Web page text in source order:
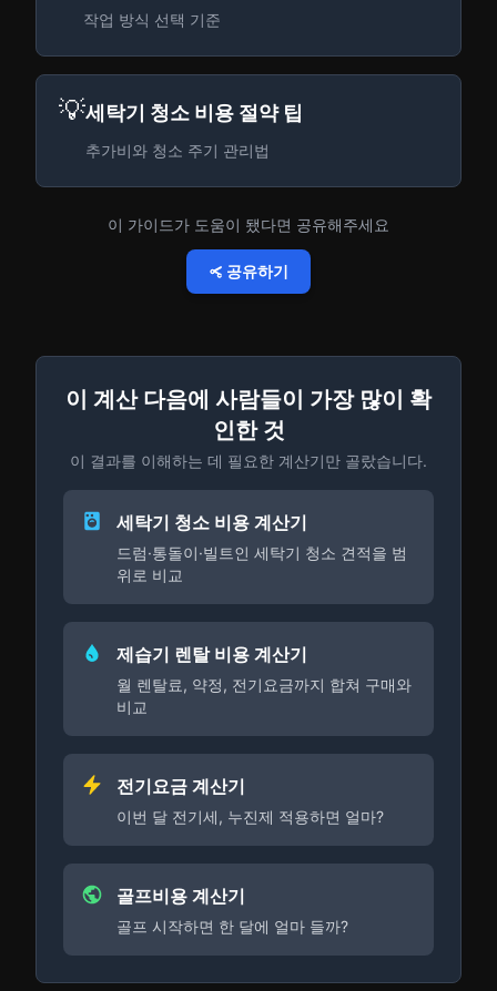
작업 방식 선택 기준
💡세탁기 청소 비용 절약 팁
추가비와 청소 주기 관리법
이 가이드가 도움이 됐다면 공유해주세요
공유하기
이 계산 다음에 사람들이 가장 많이 확
인한 것
이 결과를 이해하는 데 필요한 계산기만 골랐습니다.
세탁기 청소 비용 계산기
드럼·통돌이·빌트인 세탁기 청소 견적을 범
위로 비교
제습기 렌탈 비용 계산기
월 렌탈료, 약정, 전기요금까지 합쳐 구매와
비교
전기요금 계산기
이번 달 전기세, 누진제 적용하면 얼마?
골프비용 계산기
골프 시작하면 한 달에 얼마 들까?